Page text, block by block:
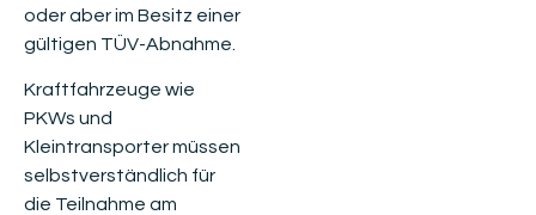
oder aber im Besitz einer
gültigen TÜV-Abnahme.
Kraftfahrzeuge wie
PKWs und
Kleintransporter müssen
selbstverständlich für
die Teilnahme am